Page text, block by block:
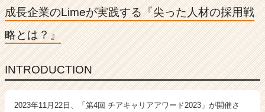
e
が
『尖
っ
た
成長企業のLimeが実践する『尖った人材の採用戦
略とは？』
INTRODUCTION
2023年11月22日、「第4回 チアキャリアアワード2023」が開催さ